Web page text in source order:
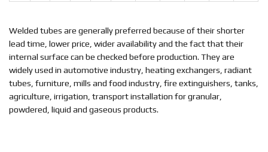
Welded tubes are generally preferred because of their shorter
lead time, lower price, wider availability and the fact that their
internal surface can be checked before production. They are
widely used in automotive industry, heating exchangers, radiant
tubes, furniture, mills and food industry, fire extinguishers, tanks,
agriculture, irrigation, transport installation for granular,
powdered, liquid and gaseous products.